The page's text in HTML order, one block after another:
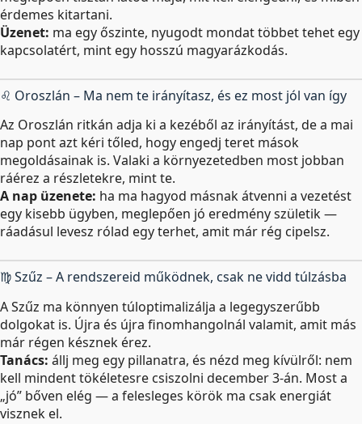
érdemes kitartani.
Üzenet: ma egy őszinte, nyugodt mondat többet tehet egy
kapcsolatért, mint egy hosszú magyarázkodás.
♌ Oroszlán – Ma nem te irányítasz, és ez most jól van így
Az Oroszlán ritkán adja ki a kezéből az irányítást, de a mai
nap pont azt kéri tőled, hogy engedj teret mások
megoldásainak is. Valaki a környezetedben most jobban
ráérez a részletekre, mint te.
A nap üzenete: ha ma hagyod másnak átvenni a vezetést
egy kisebb ügyben, meglepően jó eredmény születik —
ráadásul levesz rólad egy terhet, amit már rég cipelsz.
♍ Szűz – A rendszereid működnek, csak ne vidd túlzásba
A Szűz ma könnyen túloptimalizálja a legegyszerűbb
dolgokat is. Újra és újra finomhangolnál valamit, amit más
már régen késznek érez.
Tanács: állj meg egy pillanatra, és nézd meg kívülről: nem
kell mindent tökéletesre csiszolni december 3-án. Most a
„jó” bőven elég — a felesleges körök ma csak energiát
visznek el.